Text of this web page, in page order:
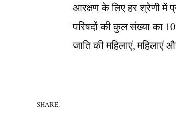
आरक्षण के लिए हर श्रेणी में
परिषदों की कुल संख्या का
जाति की महिलाएं, महिलाएं
SHARE.